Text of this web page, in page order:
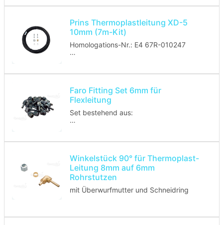
10x Schneidring
10x Überwurfmutter
Prins Thermoplastleitung XD-5
10mm (7m-Kit)
Homologations-Nr.: E4 67R-010247
Faro Fitting Set 6mm für
Flexleitung
Set bestehend aus:
10x Schneidring
10x Überwurfmutter
Winkelstück 90° für Thermoplast-
Leitung 8mm auf 6mm
Rohrstutzen
mit Überwurfmutter und Schneidring